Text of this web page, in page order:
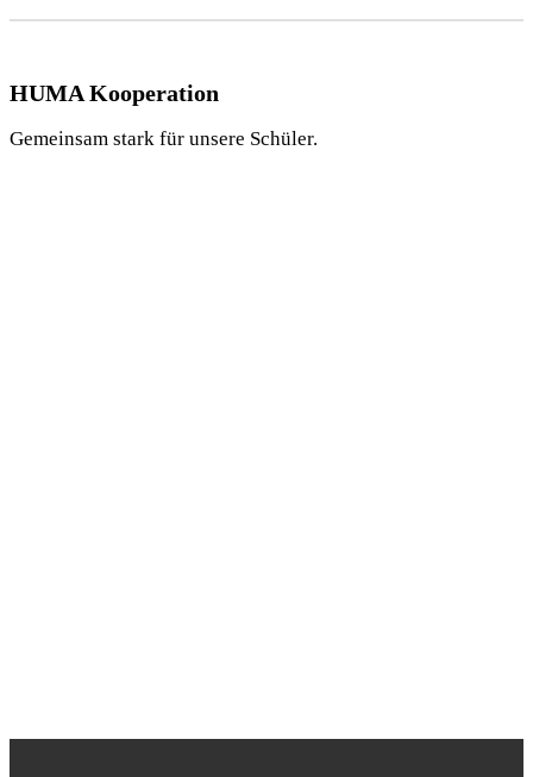
HUMA Kooperation
Gemeinsam stark für unsere Schüler.